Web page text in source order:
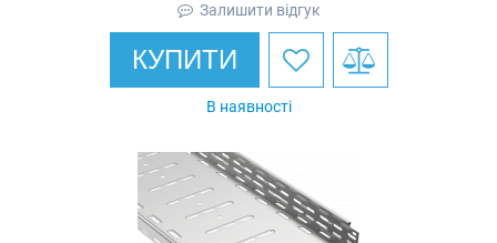
Залишити відгук
КУПИТИ
В наявності